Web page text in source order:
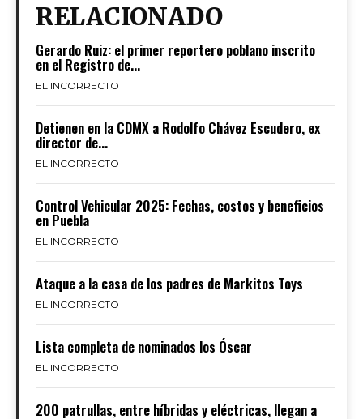
RELACIONADO
Gerardo Ruiz: el primer reportero poblano inscrito
en el Registro de...
EL INCORRECTO
Detienen en la CDMX a Rodolfo Chávez Escudero, ex
director de...
EL INCORRECTO
Control Vehicular 2025: Fechas, costos y beneficios
en Puebla
EL INCORRECTO
Ataque a la casa de los padres de Markitos Toys
EL INCORRECTO
Lista completa de nominados los Óscar
EL INCORRECTO
200 patrullas, entre híbridas y eléctricas, llegan a